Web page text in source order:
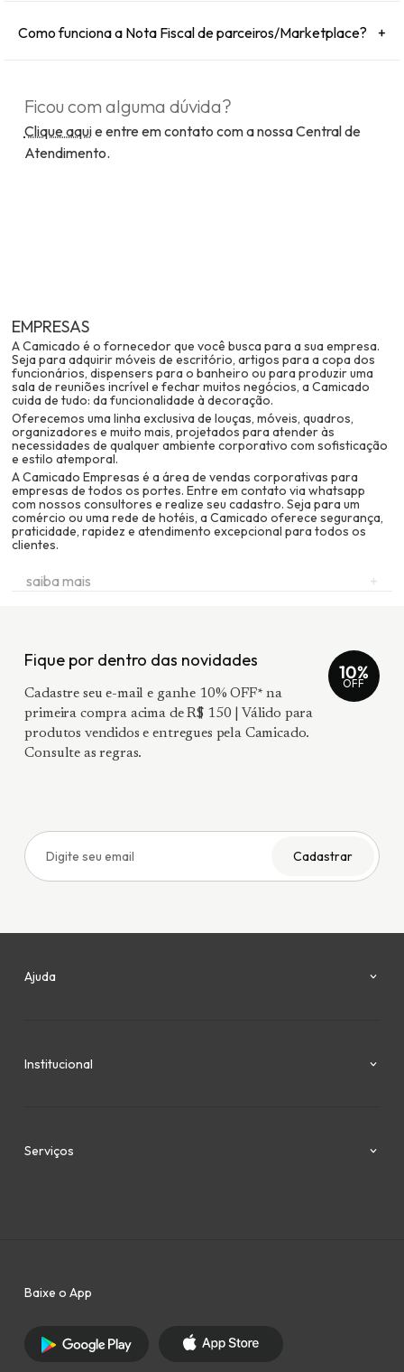
Como funciona a Nota Fiscal de parceiros/Marketplace? +
Ficou com alguma dúvida?
Clique aquie entre em contato com a nossa Central de
Atendimento.
EMPRESAS
A Camicado é o fornecedor que você busca para a sua empresa.
Seja para adquirir móveis de escritório, artigos para a copa dos
funcionários, dispensers para o banheiro ou para produzir uma
sala de reuniões incrível e fechar muitos negócios, a Camicado
cuida de tudo: da funcionalidade à decoração.
Oferecemos uma linha exclusiva de louças, móveis, quadros,
organizadores e muito mais, projetados para atender às
necessidades de qualquer ambiente corporativo com sofisticação
e estilo atemporal.
A Camicado Empresas é a área de vendas corporativas para
empresas de todos os portes. Entre em contato via whatsapp
com nossos consultores e realize seu cadastro. Seja para um
comércio ou uma rede de hotéis, a Camicado oferece segurança,
praticidade, rapidez e atendimento excepcional para todos os
clientes.
saiba mais +